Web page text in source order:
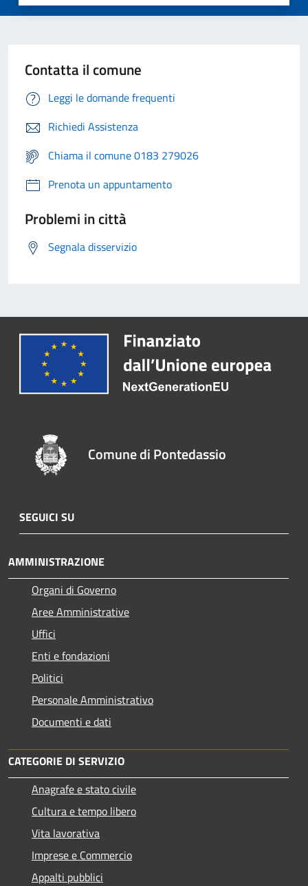
Contatta il comune
Leggi le domande frequenti
Richiedi Assistenza
Chiama il comune 0183 279026
Prenota un appuntamento
Problemi in città
Segnala disservizio
Comune di Pontedassio
SEGUICI SU
AMMINISTRAZIONE
Organi di Governo
Aree Amministrative
Uffici
Enti e fondazioni
Politici
Personale Amministrativo
Documenti e dati
CATEGORIE DI SERVIZIO
Anagrafe e stato civile
Cultura e tempo libero
Vita lavorativa
Imprese e Commercio
Appalti pubblici